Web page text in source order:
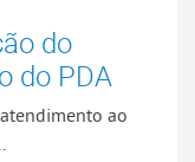
do
do PDA
ao